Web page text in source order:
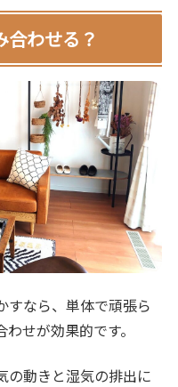
合わせる？
すなら、単体で頑張ら
せが効果的です。
の動きと湿気の排出に